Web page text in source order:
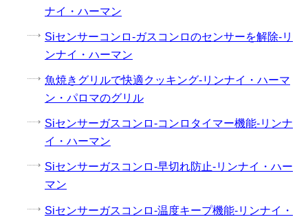
ナイ・ハーマン
Siセンサーコンロ-ガスコンロのセンサーを解除-リ
ンナイ・ハーマン
魚焼きグリルで快適クッキング-リンナイ・ハーマ
ン・パロマのグリル
Siセンサーガスコンロ-コンロタイマー機能-リンナ
イ・ハーマン
Siセンサーガスコンロ-早切れ防止-リンナイ・ハー
マン
Siセンサーガスコンロ-温度キープ機能-リンナイ・